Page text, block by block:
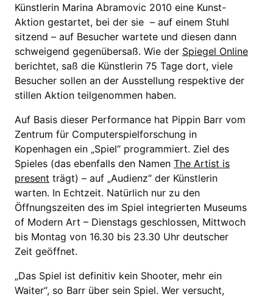
Künstlerin Marina Abramovic 2010 eine Kunst-
Aktion gestartet, bei der sie – auf einem Stuhl
sitzend – auf Besucher wartete und diesen dann
schweigend gegenübersaß. Wie der Spiegel Online
berichtet, saß die Künstlerin 75 Tage dort, viele
Besucher sollen an der Ausstellung respektive der
stillen Aktion teilgenommen haben.
Auf Basis dieser Performance hat Pippin Barr vom
Zentrum für Computerspielforschung in
Kopenhagen ein „Spiel“ programmiert. Ziel des
Spieles (das ebenfalls den Namen The Artist is
present trägt) – auf „Audienz“ der Künstlerin
warten. In Echtzeit. Natürlich nur zu den
Öffnungszeiten des im Spiel integrierten Museums
of Modern Art – Dienstags geschlossen, Mittwoch
bis Montag von 16.30 bis 23.30 Uhr deutscher
Zeit geöffnet.
„Das Spiel ist definitiv kein Shooter, mehr ein
Waiter“, so Barr über sein Spiel. Wer versucht,